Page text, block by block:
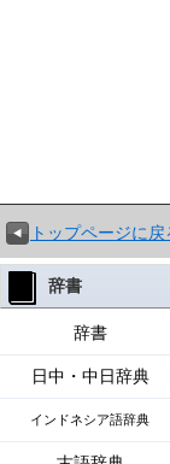
トップページに戻
辞書
辞書
日中・中日辞典
インドネシア語辞典